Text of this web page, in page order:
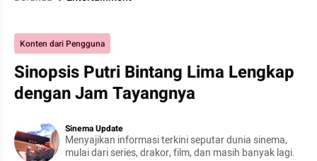
Konten dari Pengguna
Sinopsis Putri Bintang Lima Lengkap
dengan Jam Tayangnya
Sinema Update
Menyajikan informasi terkini seputar dunia sinema,
mulai dari series, drakor, film, dan masih banyak lagi.